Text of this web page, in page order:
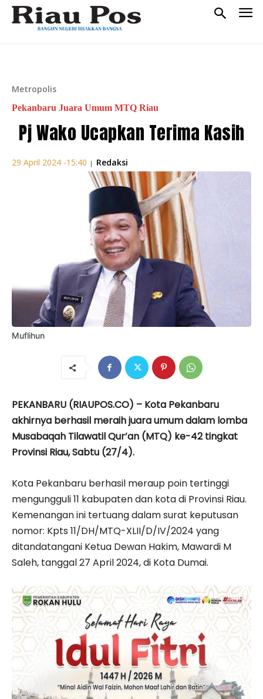
Metropolis
Pekanbaru Juara Umum MTQ Riau
Pj Wako Ucapkan Terima Kasih
29 April 2024 -15:40 | Redaksi
Muflihun
PEKANBARU (RIAUPOS.CO) – Kota Pekanbaru
akhirnya berhasil meraih juara umum dalam lomba
Musabaqah Tilawatil Qur’an (MTQ) ke-42 tingkat
Provinsi Riau, Sabtu (27/4).
Kota Pekanbaru berhasil meraup poin tertinggi
mengungguli 11 kabupaten dan kota di Provinsi Riau.
Kemenangan ini tertuang dalam surat keputusan
nomor: Kpts 11/DH/MTQ-XLII/D/IV/2024 yang
ditandatangani Ketua Dewan Hakim, Mawardi M
Saleh, tanggal 27 April 2024, di Kota Dumai.